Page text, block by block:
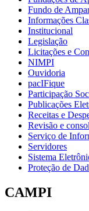
Fundo de
Informações
Institucional
Legislação
Licitações e
NIMPI
Ouvidoria
pacIFique
Participação
Publicações
Receitas e
Revisão e
Serviço de
Servidores
Sistema
Proteção de
CAMPI